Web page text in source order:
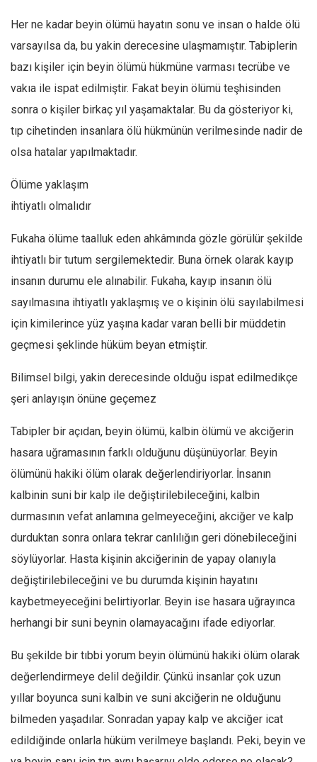
Her ne kadar beyin ölümü hayatın sonu ve insan o halde ölü
varsayılsa da, bu yakin derecesine ulaşmamıştır. Tabiplerin
bazı kişiler için beyin ölümü hükmüne varması tecrübe ve
vakıa ile ispat edilmiştir. Fakat beyin ölümü teşhisinden
sonra o kişiler birkaç yıl yaşamaktalar. Bu da gösteriyor ki,
tıp cihetinden insanlara ölü hükmünün verilmesinde nadir de
olsa hatalar yapılmaktadır.
Ölüme yaklaşım
ihtiyatlı olmalıdır
Fukaha ölüme taalluk eden ahkâmında gözle görülür şekilde
ihtiyatlı bir tutum sergilemektedir. Buna örnek olarak kayıp
insanın durumu ele alınabilir. Fukaha, kayıp insanın ölü
sayılmasına ihtiyatlı yaklaşmış ve o kişinin ölü sayılabilmesi
için kimilerince yüz yaşına kadar varan belli bir müddetin
geçmesi şeklinde hüküm beyan etmiştir.
Bilimsel bilgi, yakin derecesinde olduğu ispat edilmedikçe
şeri anlayışın önüne geçemez
Tabipler bir açıdan, beyin ölümü, kalbin ölümü ve akciğerin
hasara uğramasının farklı olduğunu düşünüyorlar. Beyin
ölümünü hakiki ölüm olarak değerlendiriyorlar. İnsanın
kalbinin suni bir kalp ile değiştirilebileceğini, kalbin
durmasının vefat anlamına gelmeyeceğini, akciğer ve kalp
durduktan sonra onlara tekrar canlılığın geri dönebileceğini
söylüyorlar. Hasta kişinin akciğerinin de yapay olanıyla
değiştirilebileceğini ve bu durumda kişinin hayatını
kaybetmeyeceğini belirtiyorlar. Beyin ise hasara uğrayınca
herhangi bir suni beynin olamayacağını ifade ediyorlar.
Bu şekilde bir tıbbi yorum beyin ölümünü hakiki ölüm olarak
değerlendirmeye delil değildir. Çünkü insanlar çok uzun
yıllar boyunca suni kalbin ve suni akciğerin ne olduğunu
bilmeden yaşadılar. Sonradan yapay kalp ve akciğer icat
edildiğinde onlarla hüküm verilmeye başlandı. Peki, beyin ve